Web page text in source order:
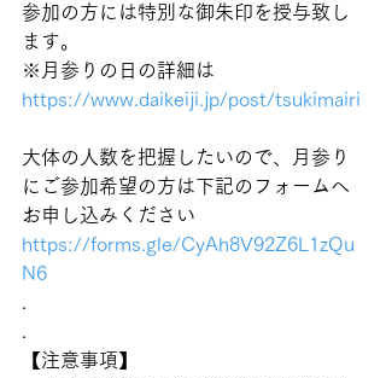
参加の方には特別な御朱印を授与致し
ます。
※月参りの日の詳細は
https://www.daikeiji.jp/post/tsukimairi
大体の人数を把握したいので、月参り
にご参加希望の方は下記のフォームへ
お申し込みください
https://forms.gle/CyAh8V92Z6L1zQu
N6
【注意事項】